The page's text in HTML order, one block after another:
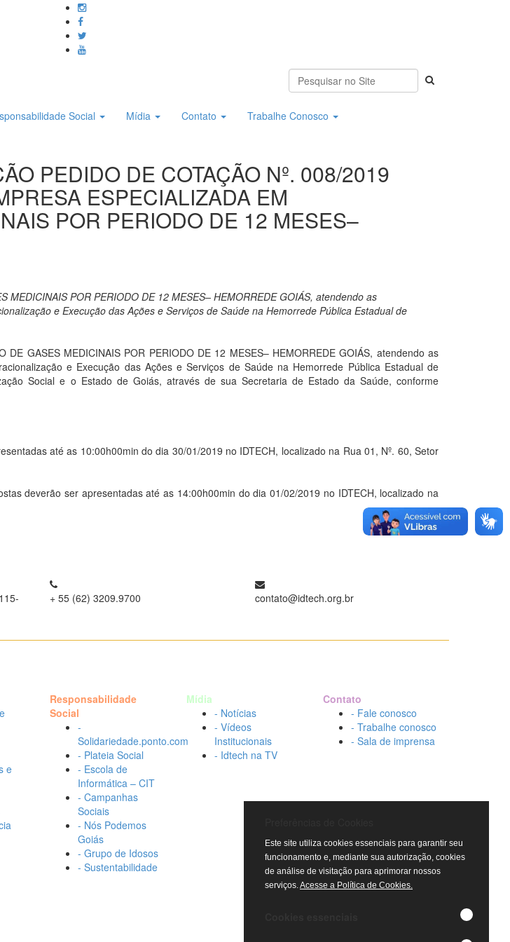
Social Mídia Contato Trabalhe Conosco
PEDIDO DE COTAÇÃO Nº. 008/2019
ESPECIALIZADA EM
POR PERIODO DE 12 MESES–
MEDICINAIS POR PERIODO DE 12 MESES– HEMORREDE GOIÁS, atendendo as
e Execução das Ações e Serviços de Saúde na Hemorrede Pública Estadual de
DE GASES MEDICINAIS POR PERIODO DE 12 MESES– HEMORREDE GOIÁS, atendendo as
e Execução das Ações e Serviços de Saúde na Hemorrede Pública Estadual de
Social e o Estado de Goiás, através de sua Secretaria de Estado da Saúde, conforme
até as 10:00h00min do dia 30/01/2019 no IDTECH, localizado na Rua 01, Nº. 60, Setor
deverão ser apresentadas até as 14:00h00min do dia 01/02/2019 no IDTECH, localizado na
+ 55 (62) 3209.9700 contato@idtech.org.br
e
Responsabilidade
Social
-
Solidariedade.ponto.com
- Plateia Social
- Escola de
Informática – CIT
- Campanhas
Sociais
- Nós Podemos
Goiás
- Grupo de Idosos
- Sustentabilidade
Mídia
- Notícias
- Vídeos
Institucionais
- Idtech na TV
Contato
- Fale conosco
- Trabalhe conosco
- Sala de imprensa
Este site utiliza cookies essenciais para garantir seu
funcionamento e, mediante sua autorização, cookies
de análise de visitação para aprimorar nossos
serviços.Acesse a Política de Cookies.